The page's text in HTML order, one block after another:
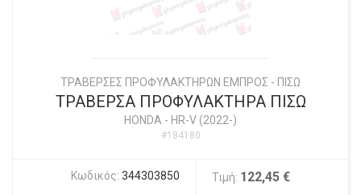
ΤΡΑΒΕΡΣΕΣ ΠΡΟΦΥΛΑΚΤΗΡΩΝ ΕΜΠΡΟΣ - ΠΙΣΩ
ΤΡΑΒΕΡΣΑ ΠΡΟΦΥΛΑΚΤΗΡΑ ΠΙΣΩ
HONDA - HR-V (2022-)
#184180
Κωδικός: 344303850 Τιμή: 122,45 €